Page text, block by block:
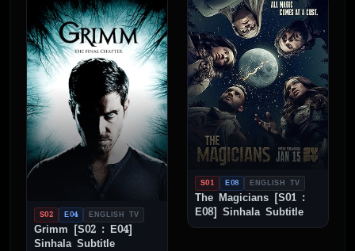
S02 E04 ENGLISH TV
Grimm [S02 : E04]
Sinhala Subtitle
S01 E08 ENGLISH TV
The Magicians [S01 :
E08] Sinhala Subtitle